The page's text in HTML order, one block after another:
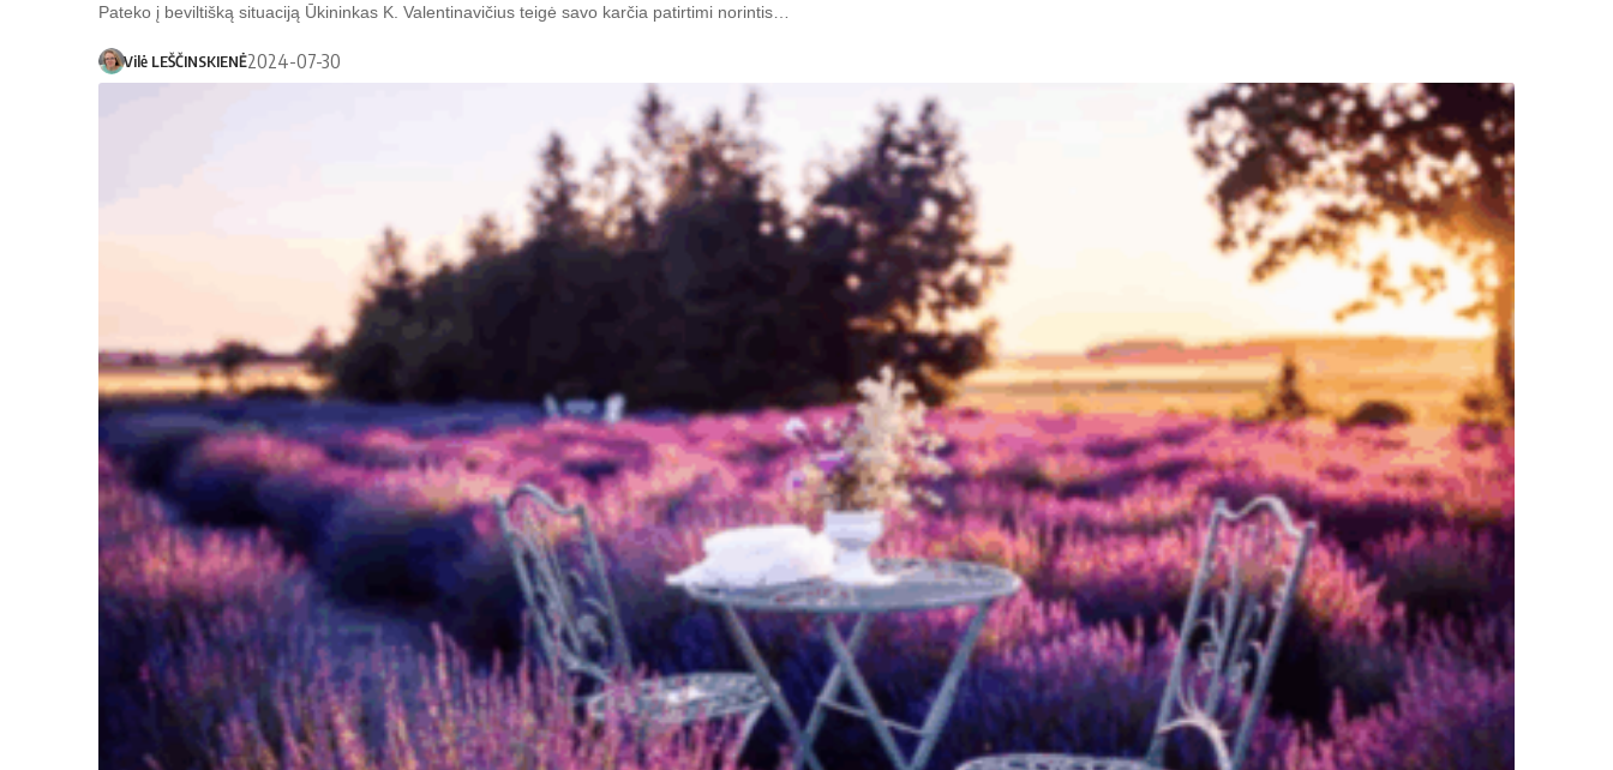
Pateko į beviltišką situaciją Ūkininkas K. Valentinavičius teigė savo karčia patirtimi norintis…
Vilė LEŠČINSKIENĖ2024-07-30